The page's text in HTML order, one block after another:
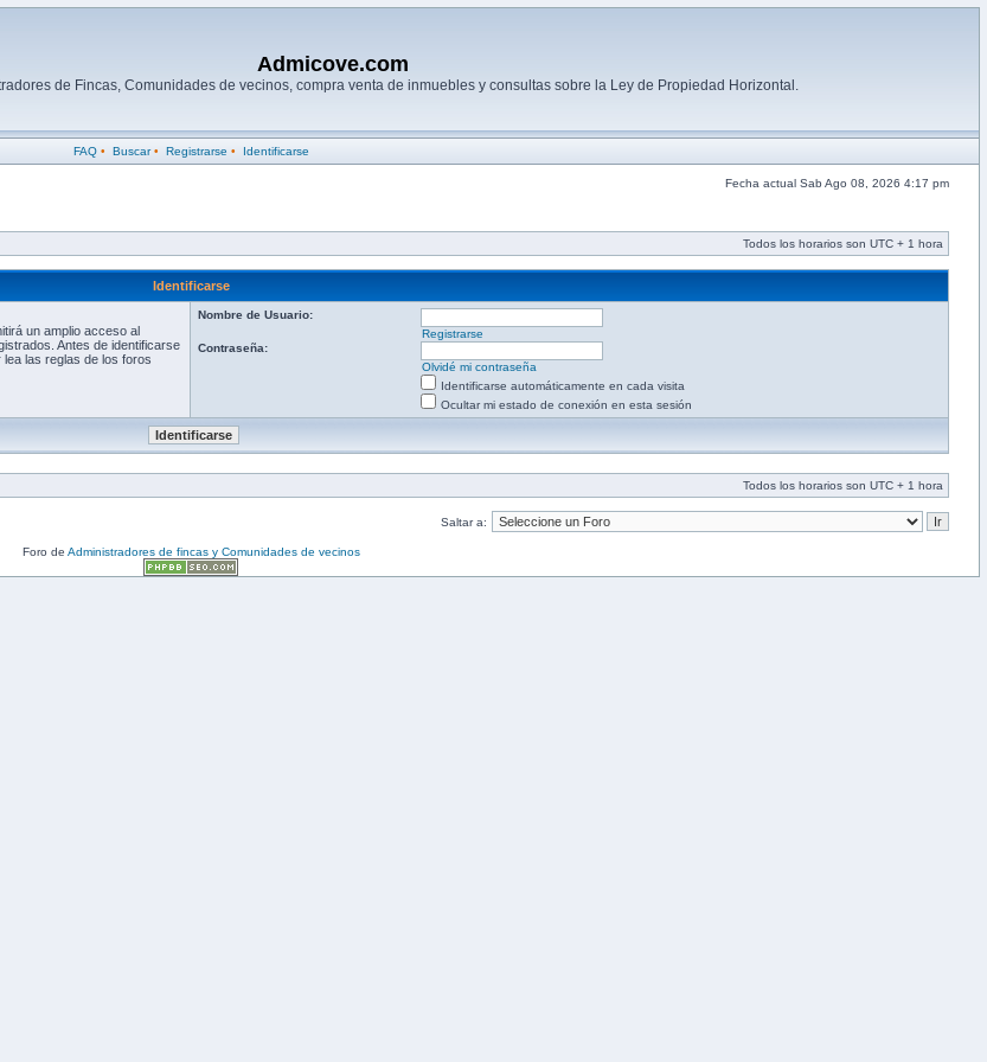
Admicove.com
de Fincas, Comunidades de vecinos, compra venta de inmuebles y consultas sobre la Ley de Propiedad Horizontal.
FAQ• Buscar• Registrarse • Identificarse
Fecha actual Sab Ago 08, 2026 4:17 pm
Todos los horarios son UTC + 1 hora
Identificarse
un amplio acceso al
Antes de identificarse
las reglas de los foros
Nombre de Usuario:
Registrarse
Contraseña:
Olvidé mi contraseña
Identificarse automáticamente en cada visita
Ocultar mi estado de conexión en esta sesión
Todos los horarios son UTC + 1 hora
Saltar a:
Foro de Administradores de fincas y Comunidades de vecinos